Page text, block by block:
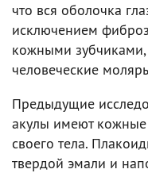
что вся оболочка
исключением
кожными
человеческие
Предыдущие
акулы имеют
своего тела.
твердой эмали и